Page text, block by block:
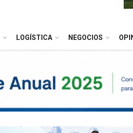
LOGÍSTICA NEGOCIOS